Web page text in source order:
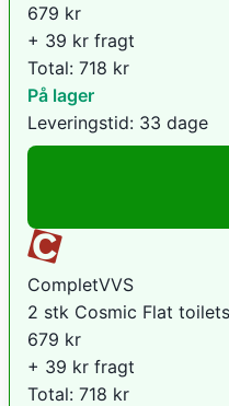
679 kr
+ 39 kr fragt
Total: 718 kr
På lager
Leveringstid: 33 dage
CompletVVS
2 stk Cosmic Flat
679 kr
+ 39 kr fragt
Total: 718 kr